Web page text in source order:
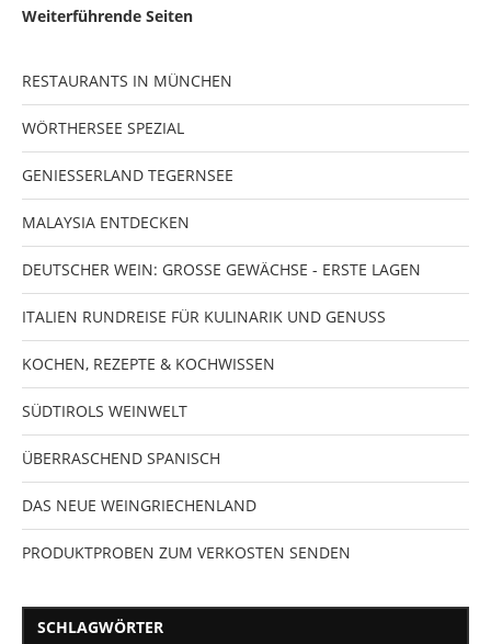
Weiterführende Seiten
RESTAURANTS IN MÜNCHEN
WÖRTHERSEE SPEZIAL
GENIESSERLAND TEGERNSEE
MALAYSIA ENTDECKEN
DEUTSCHER WEIN: GROSSE GEWÄCHSE - ERSTE LAGEN
ITALIEN RUNDREISE FÜR KULINARIK UND GENUSS
KOCHEN, REZEPTE & KOCHWISSEN
SÜDTIROLS WEINWELT
ÜBERRASCHEND SPANISCH
DAS NEUE WEINGRIECHENLAND
PRODUKTPROBEN ZUM VERKOSTEN SENDEN
SCHLAGWÖRTER